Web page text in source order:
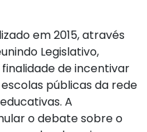
em 2015, através
Legislativo,
de incentivar
públicas da rede
A
o debate sobre o